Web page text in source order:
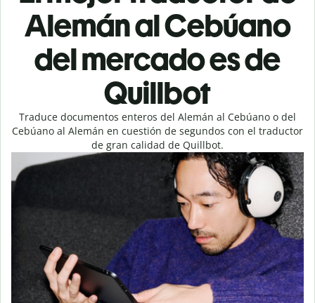
Alemán al Cebúano
del mercado es de
Quillbot
Traduce documentos enteros del Alemán al Cebúano o del
Cebúano al Alemán en cuestión de segundos con el traductor
de gran calidad de Quillbot.